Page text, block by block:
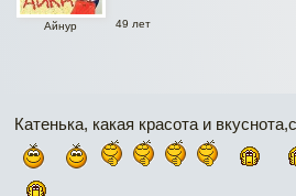
Айнур 49 лет
Катенька, какая красота и